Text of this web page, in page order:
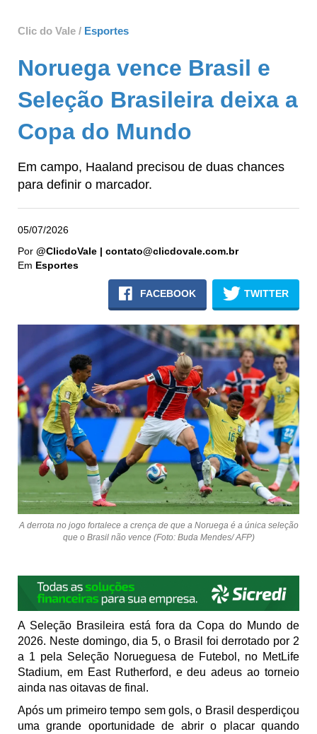
Clic do Vale / Esportes
Noruega vence Brasil e
Seleção Brasileira deixa a
Copa do Mundo
Em campo, Haaland precisou de duas chances
para definir o marcador.
05/07/2026
Por @ClicdoVale | contato@clicdovale.com.br
Em Esportes
FACEBOOK TWITTER
A derrota no jogo fortalece a crença de que a Noruega é a única seleção
que o Brasil não vence (Foto: Buda Mendes/ AFP)
A Seleção Brasileira está fora da Copa do Mundo de
2026. Neste domingo, dia 5, o Brasil foi derrotado por 2
a 1 pela Seleção Norueguesa de Futebol , no MetLife
Stadium, em East Rutherford, e deu adeus ao torneio
ainda nas oitavas de final.
Após um primeiro tempo sem gols, o Brasil desperdiçou
uma grande oportunidade de abrir o placar quando